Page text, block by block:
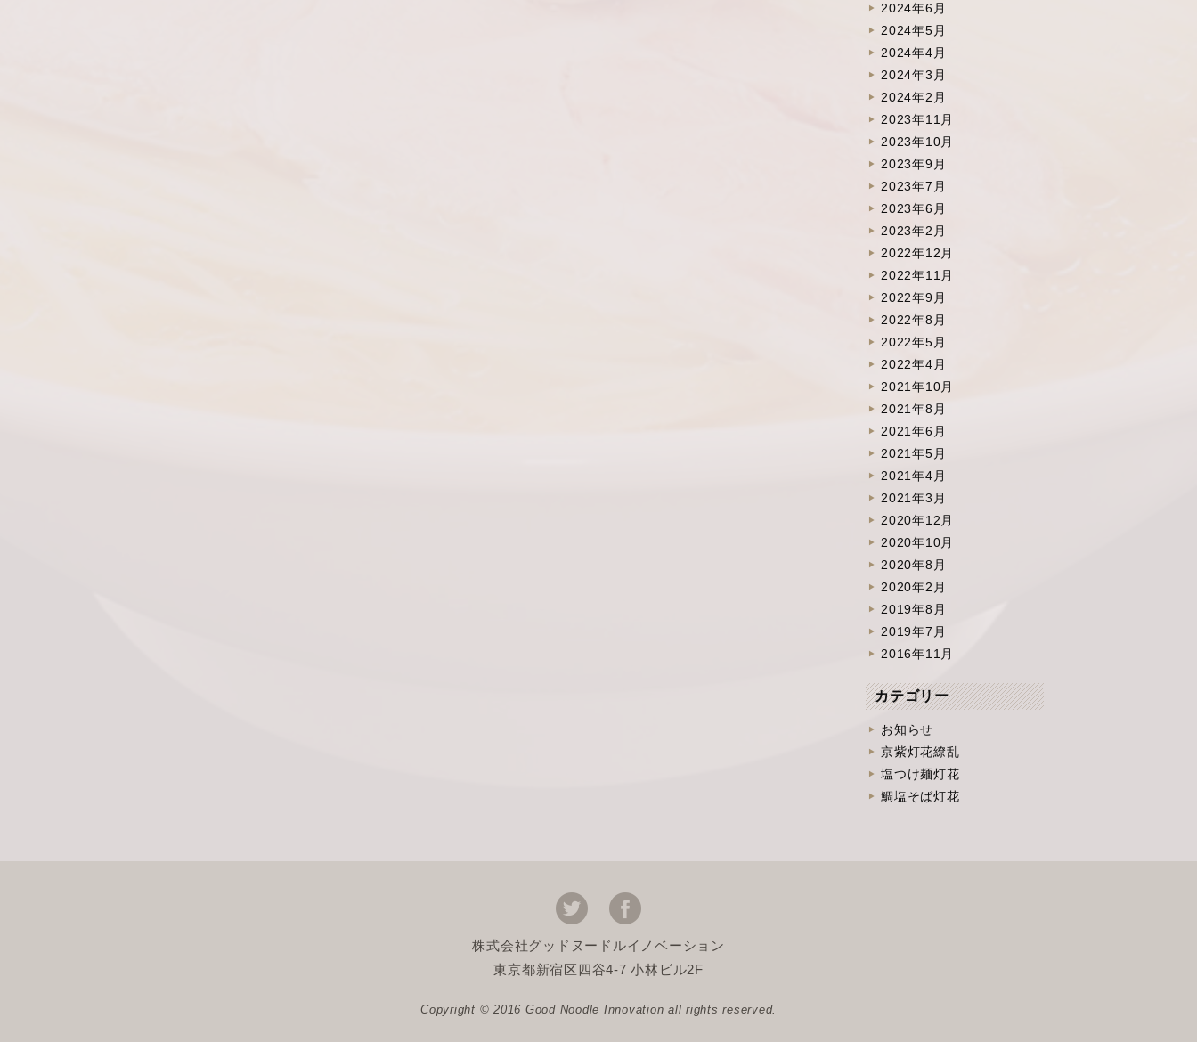
2024年6月
2024年5月
2024年4月
2024年3月
2024年2月
2023年11月
2023年10月
2023年9月
2023年7月
2023年6月
2023年2月
2022年12月
2022年11月
2022年9月
2022年8月
2022年5月
2022年4月
2021年10月
2021年8月
2021年6月
2021年5月
2021年4月
2021年3月
2020年12月
2020年10月
2020年8月
2020年2月
2019年8月
2019年7月
2016年11月
カテゴリー
お知らせ
京紫灯花繚乱
塩つけ麺灯花
鯛塩そば灯花
株式会社グッドヌードルイノベーション
東京都新宿区四谷4-7 小林ビル2F
Copyright © 2016 Good Noodle Innovation all rights reserved.